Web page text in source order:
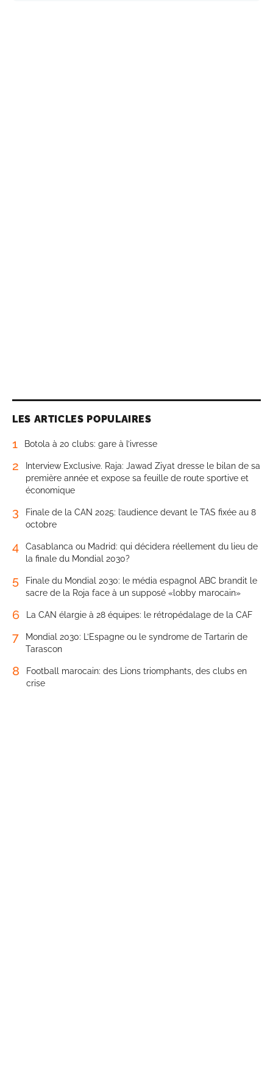
LES ARTICLES POPULAIRES
1 Botola à 20 clubs: gare à l’ivresse
2
Interview Exclusive. Raja: Jawad Ziyat dresse le bilan de sa
première année et expose sa feuille de route sportive et
économique
3
Finale de la CAN 2025: l’audience devant le TAS fixée au 8
octobre
4
Casablanca ou Madrid: qui décidera réellement du lieu de
la finale du Mondial 2030?
5
Finale du Mondial 2030: le média espagnol ABC brandit le
sacre de la Roja face à un supposé «lobby marocain»
6 La CAN élargie à 28 équipes: le rétropédalage de la CAF
7
Mondial 2030: L’Espagne ou le syndrome de Tartarin de
Tarascon
8
Football marocain: des Lions triomphants, des clubs en
crise